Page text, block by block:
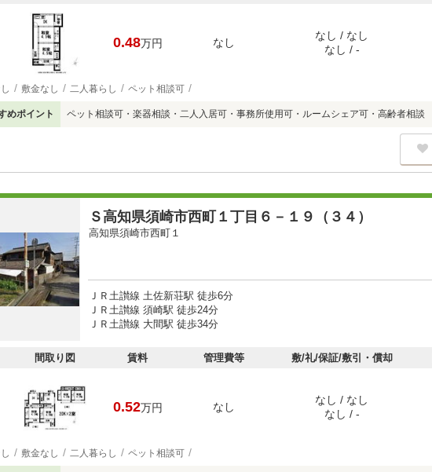
0.48万円 なし
なし / なし
なし / -
敷金なし 二人暮らし ペット相談可
めポイント ペット相談可・楽器相談・二人入居可・事務所使用可・ルームシェア可・高齢者相談
Ｓ高知県須崎市西町１丁目６－１９（３４）
高知県須崎市西町１
ＪＲ土讃線 土佐新荘駅 徒歩6分
ＪＲ土讃線 須崎駅 徒歩24分
ＪＲ土讃線 大間駅 徒歩34分
間取り図 賃料 管理費等 敷/礼/保証/敷引・償却
0.52万円 なし
なし / なし
なし / -
敷金なし 二人暮らし ペット相談可